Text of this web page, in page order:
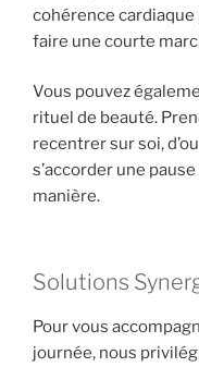
cohérence
faire une courte
Vous pouvez
rituel de beauté.
recentrer sur soi,
s’accorder une
manière.
Solutions
Pour vous
journée, nous